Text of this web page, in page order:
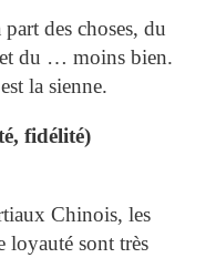
des choses, du
du … moins bien.
la sienne.
fidélité)
Chinois, les
loyauté sont très